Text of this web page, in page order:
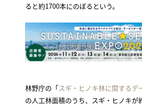
ると約1700本にのぼるという。
林野庁の「スギ・ヒノキ林に関するデ
の人工林面積のうち、スギ・ヒノキが